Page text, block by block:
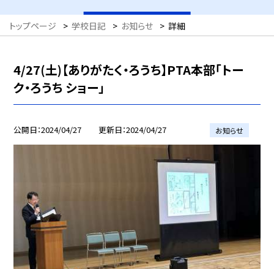
トップページ > 学校日記 > お知らせ > 詳細
4/27(土)【ありがたく・ろうち】PTA本部「トー
ク・ろうち ショー」
公開日 2024/04/27 更新日 2024/04/27 お知らせ